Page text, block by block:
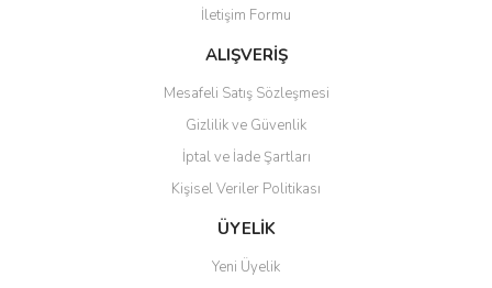
Ürün fiyatı diğer sitelerden daha pahalı.
Bu ürüne benzer farklı alternatifler olmalı.
Gönder
İletişim Formu
ALIŞVERİŞ
Mesafeli Satış Sözleşmesi
Gizlilik ve Güvenlik
İptal ve İade Şartları
Kişisel Veriler Politikası
ÜYELİK
Yeni Üyelik